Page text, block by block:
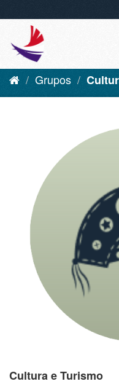
Grupos
Cultura e Turismo